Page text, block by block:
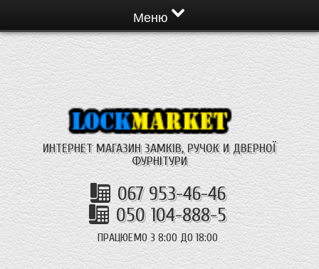
Меню
ИНТЕРНЕТ МАГАЗИН ЗАМКІВ, РУЧОК И ДВЕРНОЇ
ФУРНІТУРИ
067 953-46-46
050 104-888-5
ПРАЦЮЕМО З 8:00 ДО 18:00